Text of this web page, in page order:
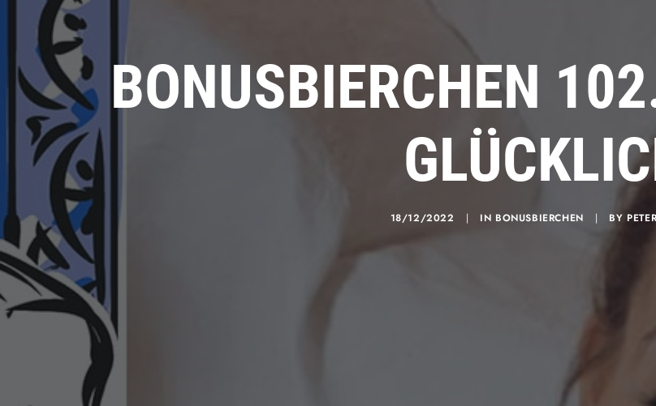
BONUSBIERCHEN
18/12/2022 | IN BONUSBIERCHEN | BY